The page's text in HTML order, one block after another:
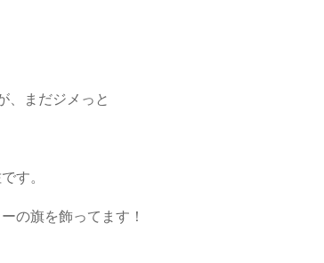
、まだジメっと
す。
の旗を飾ってます！